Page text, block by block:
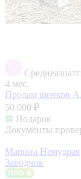
4 мес.
Продам щенков
50 000 ₽
Подарок
Документы
Марина Немудрая
Заводчик